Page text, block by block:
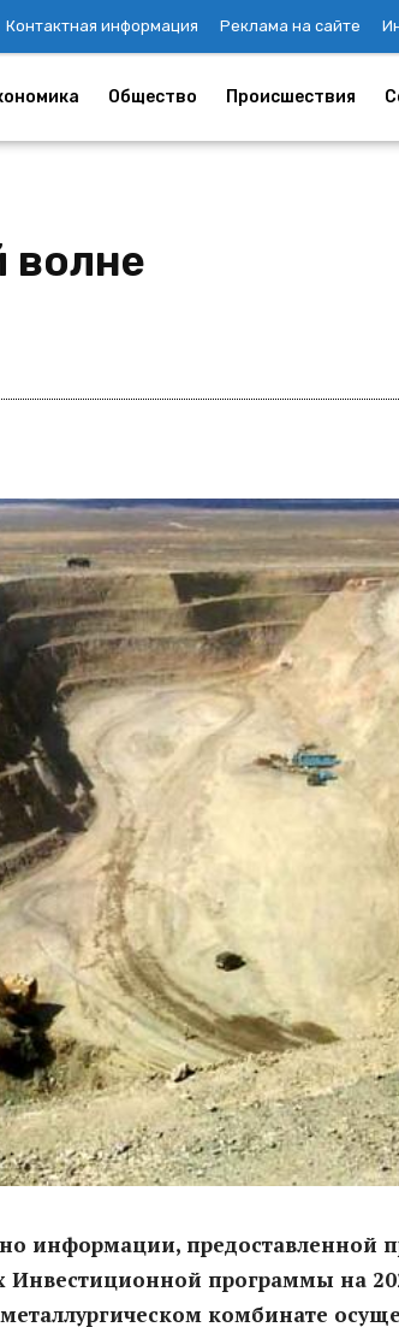
Контактная информация Реклама на сайте
Общество Происшествия
волне
информации, предоставленной
Инвестиционной программы на
комбинате